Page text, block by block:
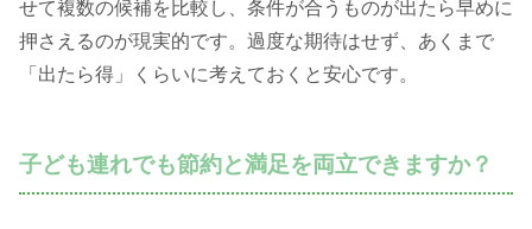
せて複数の候補を比較し、条件が合うものが出たら早めに
押さえるのが現実的です。過度な期待はせず、あくまで
「出たら得」くらいに考えておくと安心です。
子ども連れでも節約と満足を両立できますか？